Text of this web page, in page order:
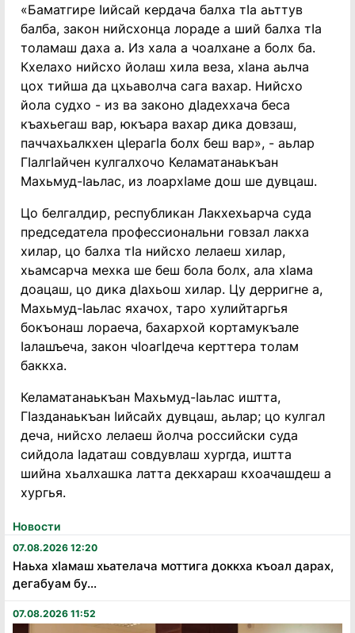
Новости
07.08.2026 12:20
Наьха хӏамаш хьателача моттига доккха къоал дарах,
дегабуам бу...
07.08.2026 11:52
«Баматгире Ӏийсай кердача балха тӀа аьттув
балба, закон нийсхонца лораде а ший балха тӀа
толамаш даха а. Из хала а чоалхане а болх ба.
Кхелахо нийсхо йолаш хила веза, хӀана аьлча
цох тийша да цхьаволча сага вахар. Нийсхо
йола судхо - из ва законо дӀадеххача беса
къахьегаш вар, юкъара вахар дика довзаш,
паччахьалкхен цӀерагӀа болх беш вар», - аьлар
ГӀалгӀайчен кулгалхочо Келаматанаькъан
Махьмуд-Ӏаьлас, из лоархӀаме дош ше дувцаш.
Цо белгалдир, республикан Лакхехьарча суда
председатела профессиональни говзал лакха
хилар, цо балха тӀа нийсхо лелаеш хилар,
хьамсарча мехка ше беш бола болх, ала хӀама
доацаш, цо дика дӀахьош хилар. Цу дерригне а,
Махьмуд-Ӏаьлас яхачох, таро хулийтаргья
бокъонаш лораеча, бахархой кортамукъале
Ӏалашъеча, закон чӀоагӀдеча керттера толам
баккха.
Келаматанаькъан Махьмуд-Ӏаьлас иштта,
ГӀазданаькъан Ӏийсайх дувцаш, аьлар; цо кулгал
деча, нийсхо лелаеш йолча российски суда
сийдола Ӏадаташ совдувлаш хургда, иштта
шийна хьалхашка латта декхараш кхоачашдеш а
хургья.